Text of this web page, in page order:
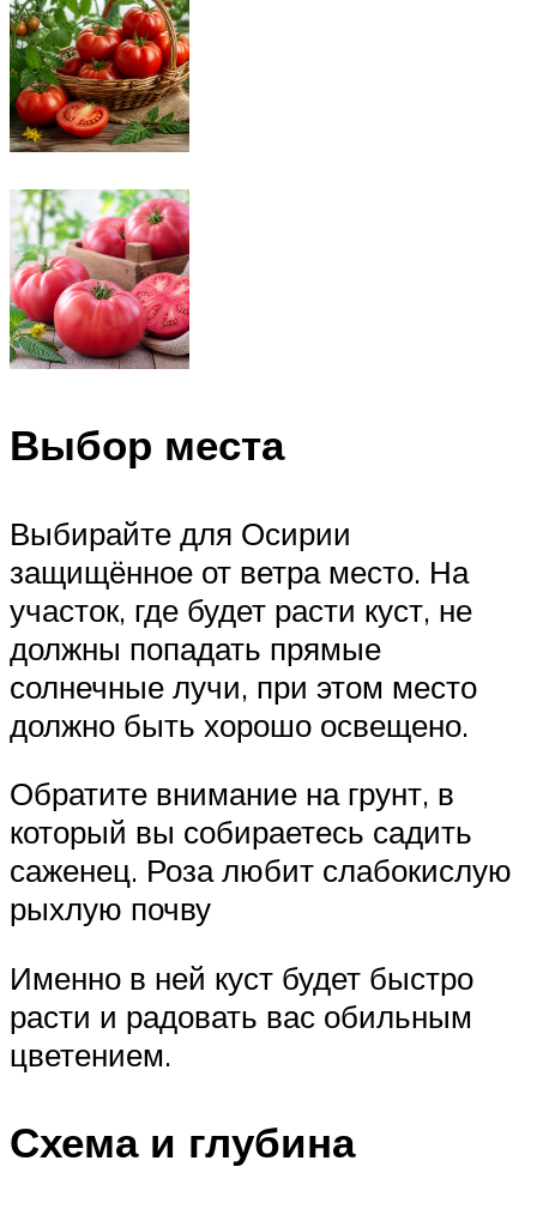
Выбор места
Выбирайте для Осирии
защищённое от ветра место. На
участок, где будет расти куст, не
должны попадать прямые
солнечные лучи, при этом место
должно быть хорошо освещено.
Обратите внимание на грунт, в
который вы собираетесь садить
саженец. Роза любит слабокислую
рыхлую почву
Именно в ней куст будет быстро
расти и радовать вас обильным
цветением.
Схема и глубина